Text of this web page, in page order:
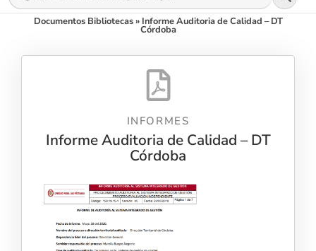
Documentos Bibliotecas» Informe Auditoria de Calidad – DT
Córdoba
INFORMES
Informe Auditoria de Calidad – DT
Córdoba